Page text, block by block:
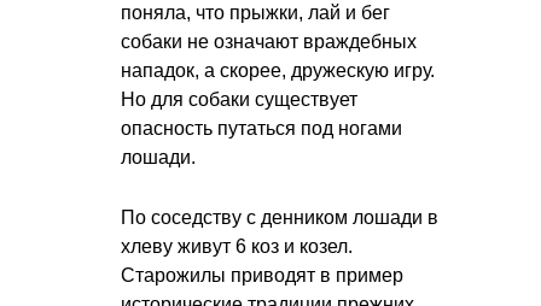
поняла, что прыжки, лай и бег
собаки не означают враждебных
нападок, а скорее, дружескую игру.
Но для собаки существует
опасность путаться под ногами
лошади.
По соседству с денником лошади в
хлеву живут 6 коз и козел.
Старожилы приводят в пример